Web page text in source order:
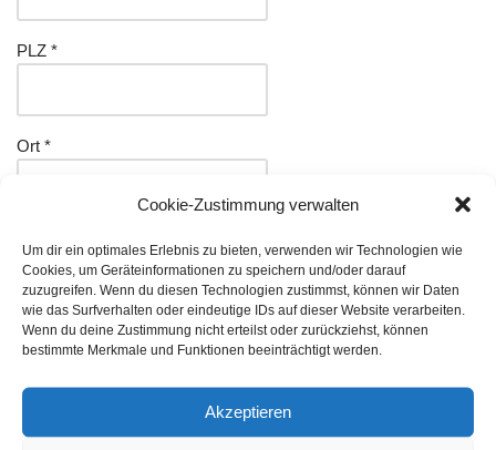
Cookie-Zustimmung verwalten
Um dir ein optimales Erlebnis zu bieten, verwenden wir Technologien wie
Cookies, um Geräteinformationen zu speichern und/oder darauf
zuzugreifen. Wenn du diesen Technologien zustimmst, können wir Daten
wie das Surfverhalten oder eindeutige IDs auf dieser Website verarbeiten.
Wenn du deine Zustimmung nicht erteilst oder zurückziehst, können
bestimmte Merkmale und Funktionen beeinträchtigt werden.
Akzeptieren
PLZ *
Ort *
Vorwahl *
/
Telefonnummer *
Handynummer